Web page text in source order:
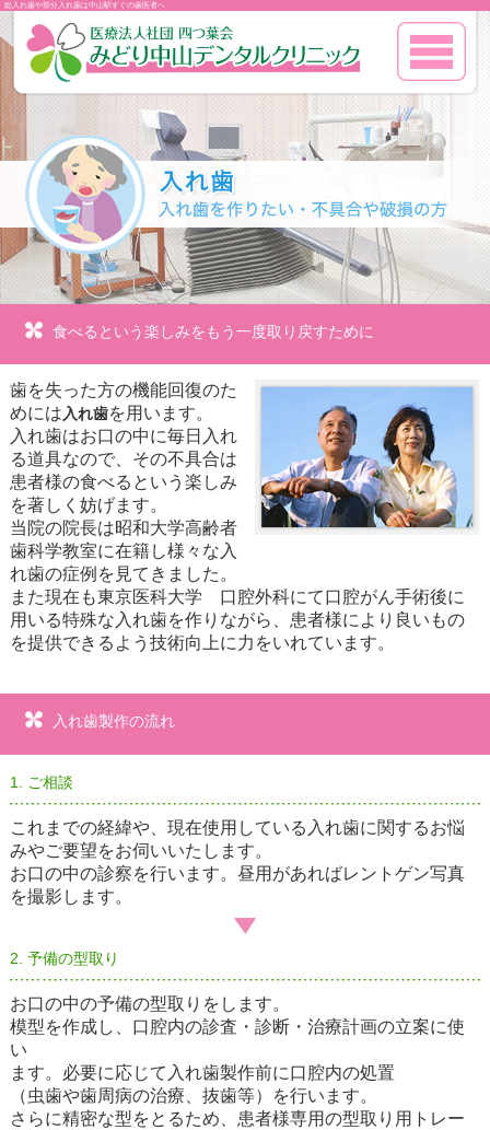
総入れ歯や部分入れ歯は中山駅すぐの歯医者へ
食べるという楽しみをもう一度取り戻すために
歯を失った方の機能回復のた
めには 入れ歯を用います。
入れ歯はお口の中に毎日入れ
る道具なので、その不具合は
患者様の食べるという楽しみ
を著しく妨げます。
当院の院長は昭和大学高齢者
歯科学教室に在籍し様々な入
れ歯の症例を見てきました。
また現在も東京医科大学 口腔外科にて口腔がん手術後に
用いる特殊な入れ歯を作りながら、患者様により良いもの
を提供できるよう技術向上に力をいれています。
入れ歯製作の流れ
1. ご相談
これまでの経緯や、現在使用している入れ歯に関するお悩
みやご要望をお伺いいたします。
お口の中の診察を行います。昼用があればレントゲン写真
を撮影します。
2. 予備の型取り
お口の中の予備の型取りをします。
模型を作成し、口腔内の診査・診断・治療計画の立案に使
い
ます。必要に応じて入れ歯製作前に口腔内の処置
（虫歯や歯周病の治療、抜歯等）を行います。
さらに精密な型をとるため、患者様専用の型取り用トレー